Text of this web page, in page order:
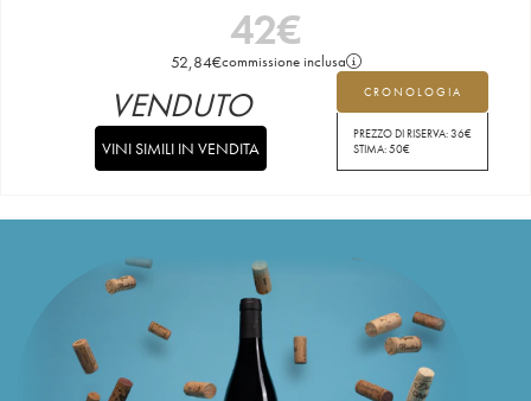
42€
52,84€commissione inclusa
CRONOLOGIA
PREZZO DI RISERVA:36€
STIMA:50€
VENDUTO
VINI SIMILI IN VENDITA